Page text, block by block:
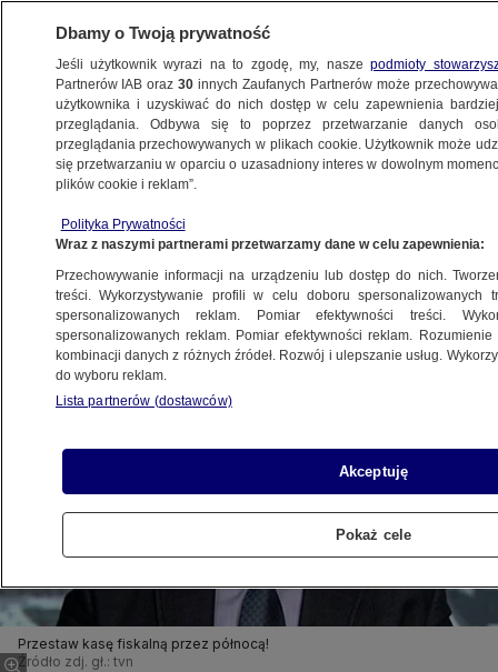
BIZNES
Z KRAJU
31.12.2010, 13:29Aktualizacja:31.12.2010, 13:25
Udostępnij
Przestaw kasę fiskalną przez północą!
Źródło zdj. gł.: tvn
Dbamy o Twoją prywatność
Jeśli użytkownik wyrazi na to zgodę, my, naszepodmioty
Partnerów IAB oraz30 innych Zaufanych Partnerów może
użytkownika i uzyskiwać do nich dostęp w celu zapewnienia
przeglądania. Odbywa się to poprzez przetwarzanie danych
przeglądania przechowywanych w plikach cookie. Użytkownik może
się przetwarzaniu w oparciu o uzasadniony interes w dowolnym
plików cookie i reklam”.
Polityka Prywatności
Wraz z naszymi partnerami przetwarzamy dane w celu zapewnienia:
Przechowywanie informacji na urządzeniu lub dostęp do nich.
treści. Wykorzystywanie profili w celu doboru spersonalizowanych
spersonalizowanych reklam. Pomiar efektywności treści.
spersonalizowanych reklam. Pomiar efektywności reklam.
kombinacji danych z różnych źródeł. Rozwój i ulepszanie usług.
do wyboru reklam.
Lista partnerów (dostawców)
Akceptuję
Pokaż cele